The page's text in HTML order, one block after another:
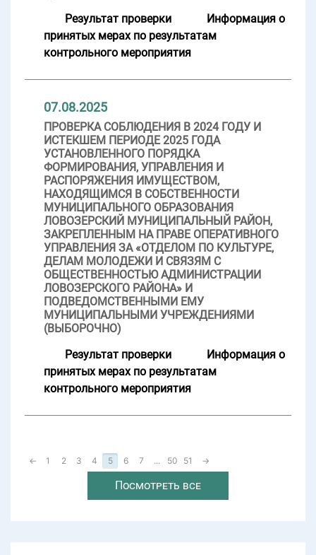
Результат проверки
Информация о
принятых мерах по результатам
контрольного мероприятия
07.08.2025
ПРОВЕРКА СОБЛЮДЕНИЯ В 2024 ГОДУ И
ИСТЕКШЕМ ПЕРИОДЕ 2025 ГОДА
УСТАНОВЛЕННОГО ПОРЯДКА
ФОРМИРОВАНИЯ, УПРАВЛЕНИЯ И
РАСПОРЯЖЕНИЯ ИМУЩЕСТВОМ,
НАХОДЯЩИМСЯ В СОБСТВЕННОСТИ
МУНИЦИПАЛЬНОГО ОБРАЗОВАНИЯ
ЛОВОЗЕРСКИЙ МУНИЦИПАЛЬНЫЙ РАЙОН,
ЗАКРЕПЛЕННЫМ НА ПРАВЕ ОПЕРАТИВНОГО
УПРАВЛЕНИЯ ЗА «ОТДЕЛОМ ПО КУЛЬТУРЕ,
ДЕЛАМ МОЛОДЕЖИ И СВЯЗЯМ С
ОБЩЕСТВЕННОСТЬЮ АДМИНИСТРАЦИИ
ЛОВОЗЕРСКОГО РАЙОНА» И
ПОДВЕДОМСТВЕННЫМИ ЕМУ
МУНИЦИПАЛЬНЫМИ УЧРЕЖДЕНИЯМИ
(ВЫБОРОЧНО)
Результат проверки
Информация о
принятых мерах по результатам
контрольного мероприятия
← 1 2 3 4 5 6 7 ... 50 51 →
Посмотреть все